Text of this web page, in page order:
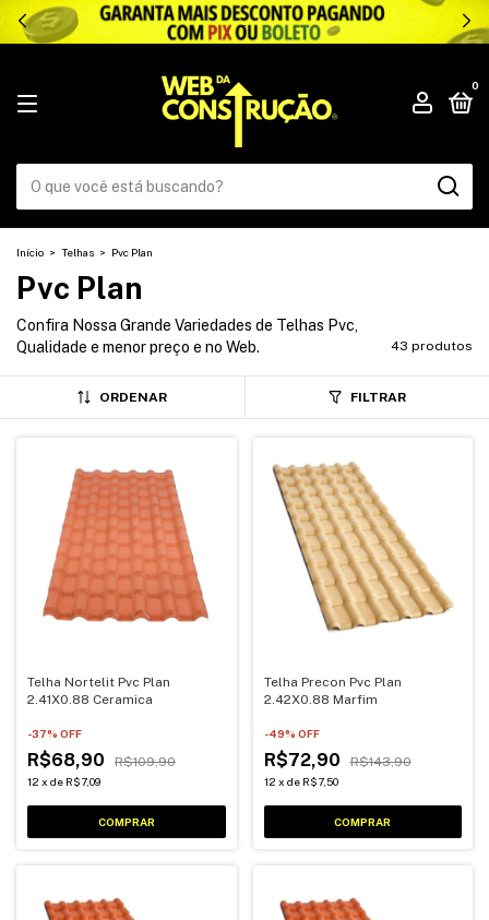
.
0
Início > Telhas > Pvc Plan
Pvc Plan
Confira Nossa Grande Variedades de Telhas Pvc,
Qualidade e menor preço e no Web.
43 produtos
ORDENAR FILTRAR
Telha Nortelit Pvc Plan
2.41X0.88 Ceramica
-37% OFF
R$68,90 R$109,90
12 x de R$7,09
Telha Precon Pvc Plan
2.42X0.88 Marfim
-49% OFF
R$72,90 R$143,90
12 x de R$7,50